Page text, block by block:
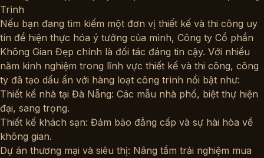
Trình
Nếu bạn đang tìm kiếm một đơn vị thiết kế và thi công uy
tín để hiện thực hóa ý tưởng của mình, Công ty Cổ phần
Không Gian Đẹp chính là đối tác đáng tin cậy. Với nhiều
năm kinh nghiệm trong lĩnh vực thiết kế và thi công, công
ty đã tạo dấu ấn với hàng loạt công trình nổi bật như:
Thiết kế nhà tại Đà Nẵng: Các mẫu nhà phố, biệt thự hiện
đại, sang trọng.
Thiết kế khách sạn: Đảm bảo đẳng cấp và sự hài hòa về
không gian.
Dự án thương mại và siêu thị: Nâng tầm trải nghiệm mua